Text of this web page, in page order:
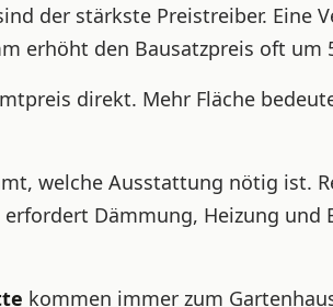
der stärkste Preistreiber. Eine
erhöht den Bausatzpreis oft um
direkt. Mehr Fläche
welche Ausstattung nötig ist.
Dämmung, Heizung und
kommen immer zum